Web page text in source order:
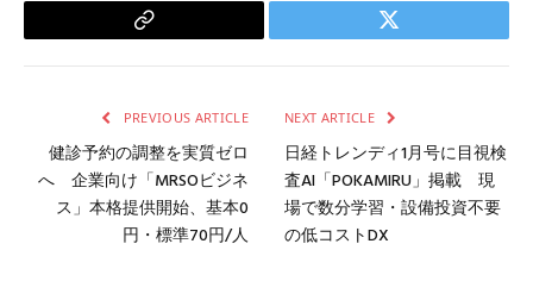
Copy
Twitter
PREVIOUS ARTICLE
健診予約の調整を実質ゼロ
へ 企業向け「MRSOビジネ
ス」本格提供開始、基本0
円・標準70円/人
NEXT ARTICLE
日経トレンディ1月号に目視検
査AI「POKAMIRU」掲載 現
場で数分学習・設備投資不要
の低コストDX